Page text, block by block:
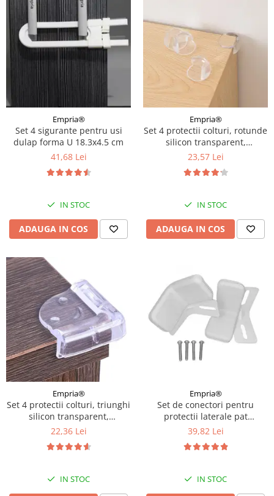
Empria®
Set 4 sigurante pentru usi
dulap forma U 18.3x4.5 cm
41,68 Lei
IN STOC
ADAUGA IN COS
Empria®
Set 4 protectii colturi, rotunde
silicon transparent,
4.3x3.0x2.0 cm
23,57 Lei
IN STOC
ADAUGA IN COS
Empria®
Set 4 protectii colturi, triunghi
silicon transparent,
4.2x1.9x0.8 cm
22,36 Lei
IN STOC
Empria®
Set de conectori pentru
protectii laterale pat
PREMIUM XXL, 81-96 cm
39,82 Lei
IN STOC